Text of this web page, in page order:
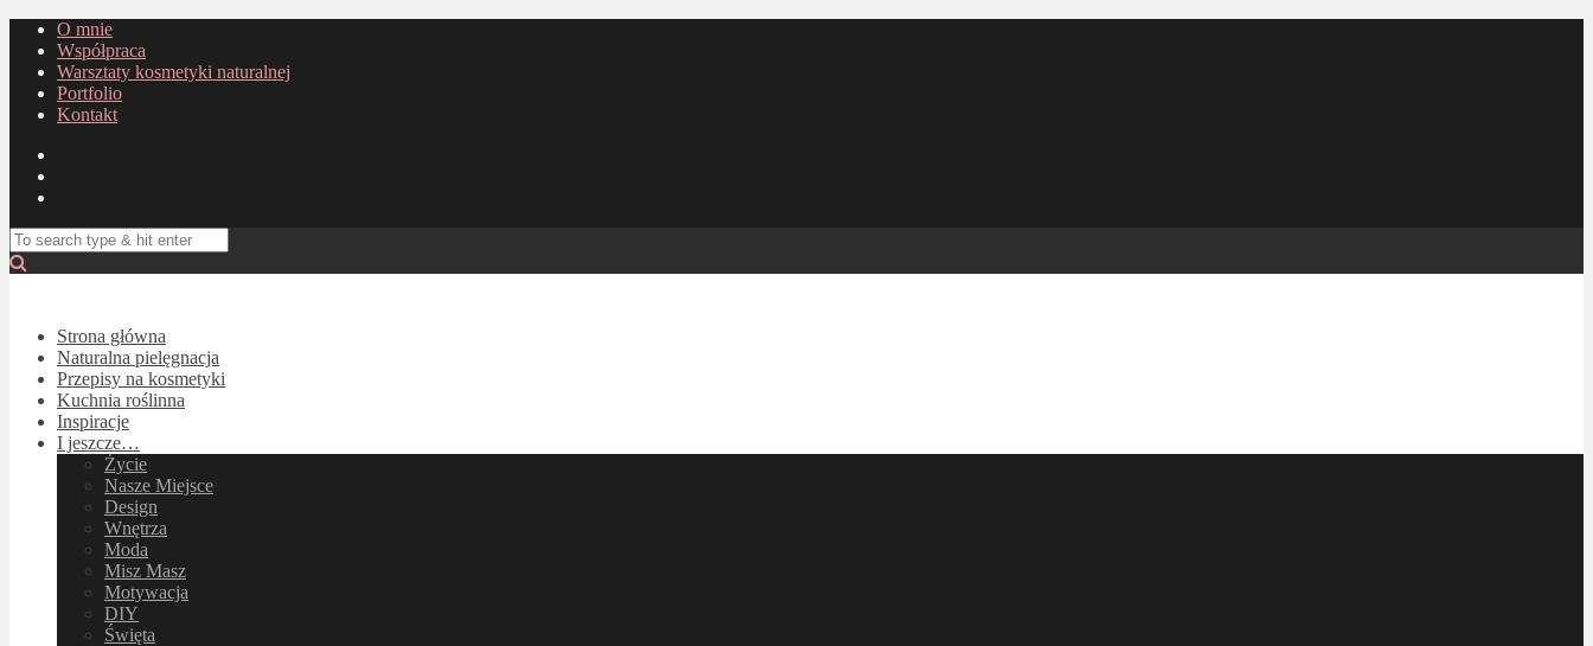
O mnie
Współpraca
Warsztaty kosmetyki naturalnej
Portfolio
Kontakt
Strona główna
Naturalna pielęgnacja
Przepisy na kosmetyki
Kuchnia roślinna
Inspiracje
I jeszcze…
Życie
Nasze Miejsce
Design
Wnętrza
Moda
Misz Masz
Motywacja
DIY
Święta